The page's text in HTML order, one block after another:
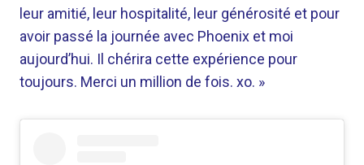
leur amitié, leur hospitalité, leur générosité et pour
avoir passé la journée avec Phoenix et moi
aujourd’hui. Il chérira cette expérience pour
toujours. Merci un million de fois. xo. »